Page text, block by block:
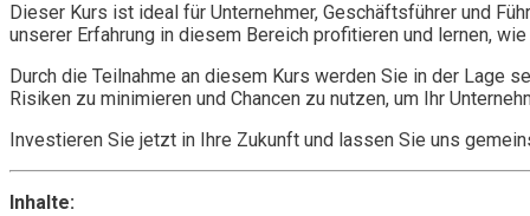
Dieser Kurs ist ideal für Unternehmer, Geschäftsführer und
unserer Erfahrung in diesem Bereich profitieren und lernen,
Durch die Teilnahme an diesem Kurs werden Sie in der Lage
Risiken zu minimieren und Chancen zu nutzen, um Ihr
Investieren Sie jetzt in Ihre Zukunft und lassen Sie uns
Inhalte: